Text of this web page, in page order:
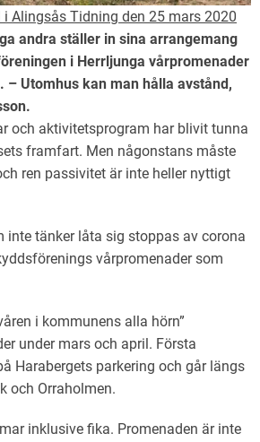
Alingsås Tidning den 25 mars 2020
andra ställer in sina arrangemang
i Herrljunga vårpromenader
– Utomhus kan man hålla avstånd,
och aktivitetsprogram har blivit tunna
framfart. Men någonstans måste
ren passivitet är inte heller nyttigt
inte tänker låta sig stoppas av corona
vårpromenader som
i kommunens alla hörn”
under mars och april. Första
Harabergets parkering och går längs
och Orraholmen.
inklusive fika. Promenaden är inte